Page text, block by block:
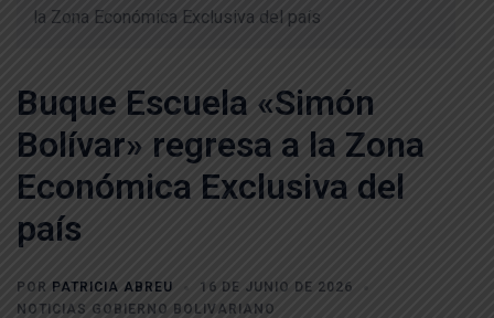
la Zona Económica Exclusiva del país
Buque Escuela «Simón
Bolívar» regresa a la Zona
Económica Exclusiva del
país
POR PATRICIA ABREU
16 DE JUNIO DE 2026
NOTICIAS GOBIERNO BOLIVARIANO